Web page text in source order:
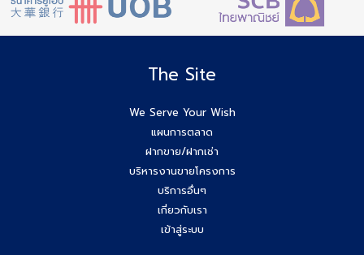
The Site
We Serve Your Wish
แผนการตลาด
ฝากขาย/ฝากเช่า
บริหารงานขายโครงการ
บริการอื่นๆ
เกี่ยวกับเรา
เข้าสู่ระบบ